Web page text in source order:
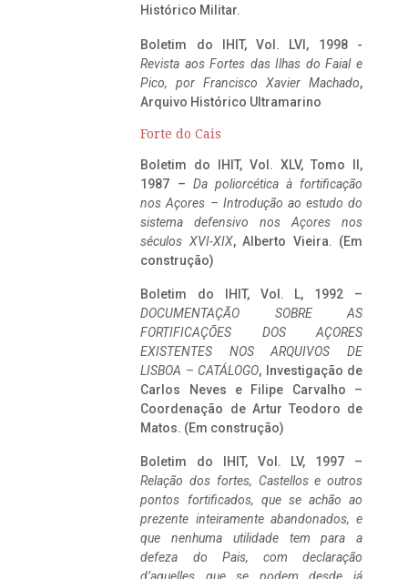
Histórico Militar.
Boletim do IHIT, Vol. LVI, 1998 -
Revista aos Fortes das Ilhas do Faial e
Pico, por Francisco Xavier Machado,
Arquivo Histórico Ultramarino
Forte do Cais
Boletim do IHIT, Vol. XLV, Tomo II,
1987 – Da poliorcética à fortificação
nos Açores – Introdução ao estudo do
sistema defensivo nos Açores nos
séculos XVI-XIX, Alberto Vieira. (Em
construção)
Boletim do IHIT, Vol. L, 1992 –
DOCUMENTAÇÃO SOBRE AS
FORTIFICAÇÕES DOS AÇORES
EXISTENTES NOS ARQUIVOS DE
LISBOA – CATÁLOGO, Investigação de
Carlos Neves e Filipe Carvalho –
Coordenação de Artur Teodoro de
Matos. (Em construção)
Boletim do IHIT, Vol. LV, 1997 –
Relação dos fortes, Castellos e outros
pontos fortificados, que se achão ao
prezente inteiramente abandonados, e
que nenhuma utilidade tem para a
defeza do Pais, com declaração